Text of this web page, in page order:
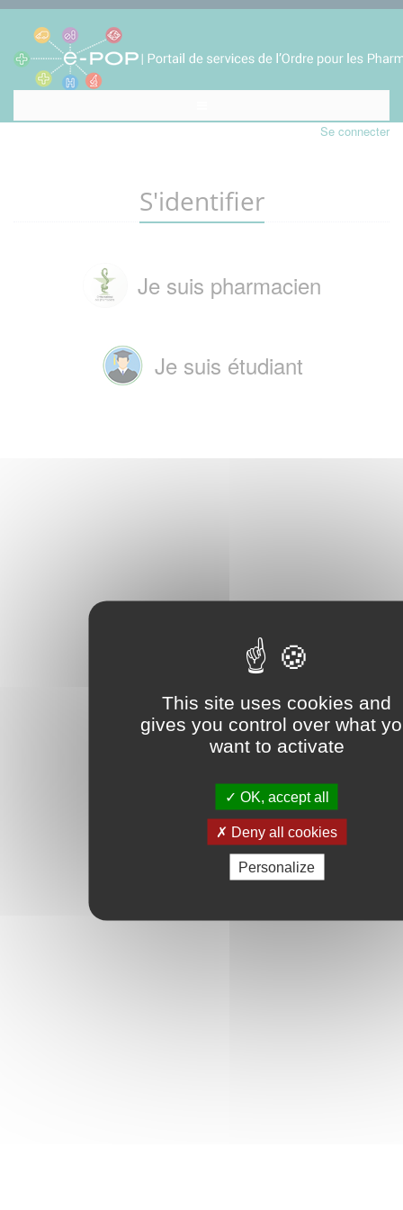
This site uses cookies and
gives you control over what
want to activate
OK, accept all
Deny all cookies
Personalize
Se connecter
S'identifier
Je suis pharmacien
Je suis étudiant